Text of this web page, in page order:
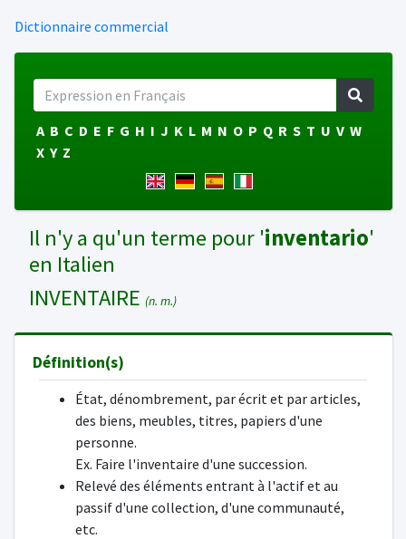
Dictionnaire commercial
A B C D E F G H I J K L M N O P Q R S T U V W
X Y Z
Il n'y a qu'un terme pour 'inventario'
en Italien
INVENTAIRE (n. m.)
Définition(s)
État, dénombrement, par écrit et par articles,
des biens, meubles, titres, papiers d'une
personne.
Ex. Faire l'inventaire d'une succession.
Relevé des éléments entrant à l'actif et au
passif d'une collection, d'une communauté,
etc.